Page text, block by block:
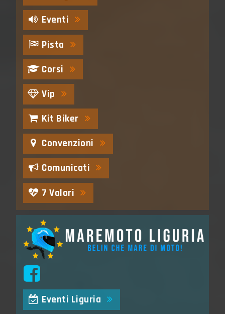
Eventi
Pista
Corsi
Vip
Kit Biker
Convenzioni
Comunicati
7 Valori
Eventi Liguria